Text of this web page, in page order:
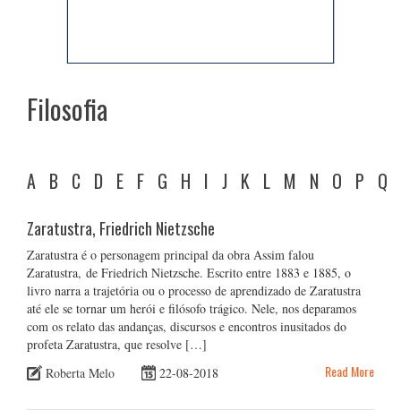
Filosofia
A B C D E F G H I J K L M N O P Q
Zaratustra, Friedrich Nietzsche
Zaratustra é o personagem principal da obra Assim falou
Zaratustra, de Friedrich Nietzsche. Escrito entre 1883 e 1885, o
livro narra a trajetória ou o processo de aprendizado de Zaratustra
até ele se tornar um herói e filósofo trágico. Nele, nos deparamos
com os relato das andanças, discursos e encontros inusitados do
profeta Zaratustra, que resolve […]
Roberta Melo
22-08-2018 Read More